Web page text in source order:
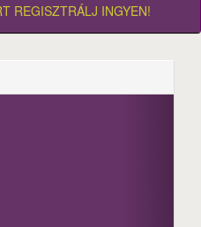
REGISZTRÁLJ INGYEN!